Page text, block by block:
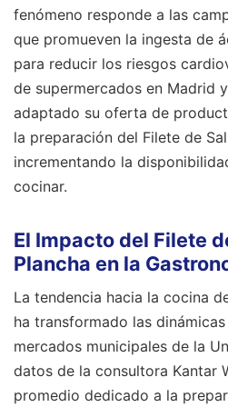
fenómeno responde a las
que promueven la ingesta de
para reducir los riesgos
de supermercados en Madrid
adaptado su oferta de
la preparación del Filete de
incrementando la
cocinar.
El Impacto del Filete
Plancha en la
La tendencia hacia la cocina
ha transformado las
mercados municipales de la
datos de la consultora Kantar
promedio dedicado a la